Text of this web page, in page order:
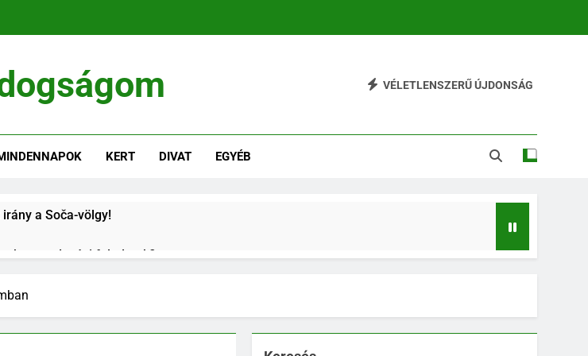
VÉLETLENSZERŰ ÚJDONSÁG
KERT DIVAT EGYÉB
a Soča-völgy!
a gondozási feladatok?
ki harmonikus növénycsoportokat
ma is hatékonyan támogatják az értékesítést